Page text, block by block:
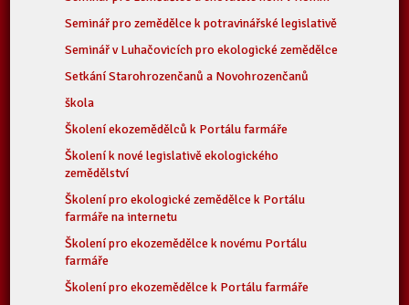
Seminář pro zemědělce k potravinářské legislativě
Seminář v Luhačovicích pro ekologické zemědělce
Setkání Starohrozenčanů a Novohrozenčanů
škola
Školení ekozemědělců k Portálu farmáře
Školení k nové legislativě ekologického
zemědělství
Školení pro ekologické zemědělce k Portálu
farmáře na internetu
Školení pro ekozemědělce k novému Portálu
farmáře
Školení pro ekozemědělce k Portálu farmáře